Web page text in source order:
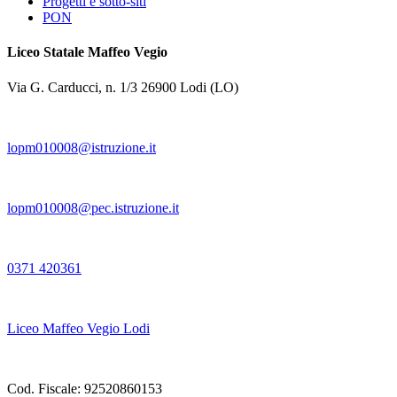
PON
Liceo Statale Maffeo Vegio
Via G. Carducci, n. 1/3 26900 Lodi (LO)
lopm010008@istruzione.it
lopm010008@pec.istruzione.it
0371 420361
Liceo Maffeo Vegio Lodi
Cod. Fiscale: 92520860153